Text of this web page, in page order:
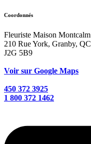
Coordonnés
Fleuriste Maison Montcalm
210 Rue York, Granby, QC
J2G 5B9
Voir sur Google Maps
450 372 3925
1 800 372 1462